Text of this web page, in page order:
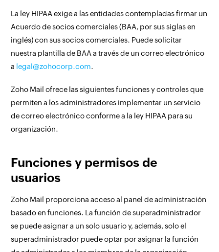
La ley HIPAA exige a las entidades contempladas firmar un
Acuerdo de socios comerciales (BAA, por sus siglas en
inglés) con sus socios comerciales. Puede solicitar
nuestra plantilla de BAA a través de un correo electrónico
a legal@zohocorp.com.
Zoho Mail ofrece las siguientes funciones y controles que
permiten a los administradores implementar un servicio
de correo electrónico conforme a la ley HIPAA para su
organización.
Funciones y permisos de
usuarios
Zoho Mail proporciona acceso al panel de administración
basado en funciones. La función de superadministrador
se puede asignar a un solo usuario y, además, solo el
superadministrador puede optar por asignar la función